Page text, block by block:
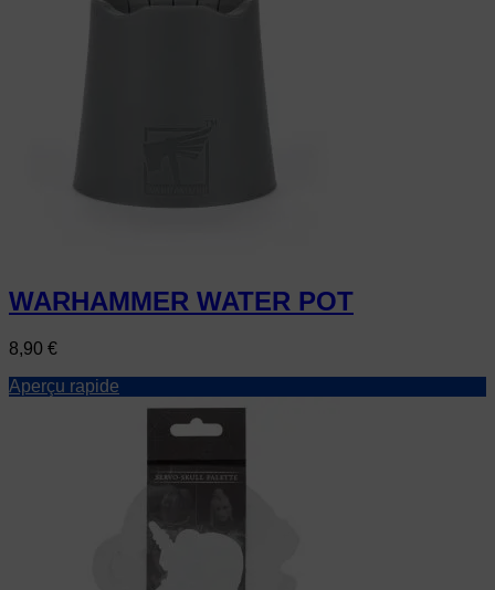
WARHAMMER WATER POT
Prix
8,90 €
Aperçu rapide